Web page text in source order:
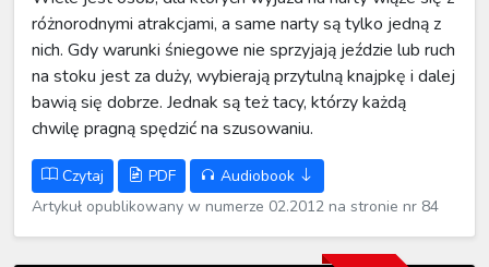
różnorodnymi atrakcjami, a same narty są tylko jedną z
nich. Gdy warunki śniegowe nie sprzyjają jeździe lub ruch
na stoku jest za duży, wybierają przytulną knajpkę i dalej
bawią się dobrze. Jednak są też tacy, którzy każdą
chwilę pragną spędzić na szusowaniu.
Czytaj PDF
Audiobook
Artykuł opublikowany w numerze 02.2012 na stronie nr 84